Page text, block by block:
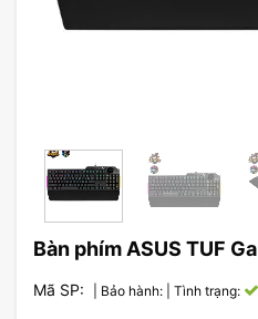
Bàn phím ASUS TUF
Mã SP: | Bảo hành: | Tình trạng: